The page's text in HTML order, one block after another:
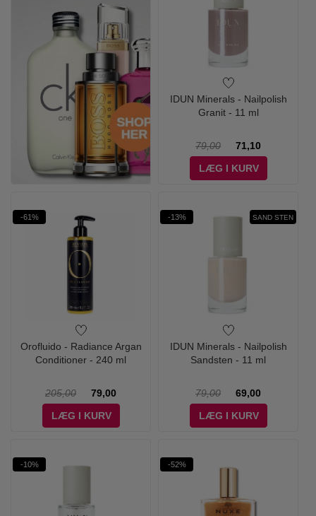
IDUN Minerals - Nailpolish
Granit - 11 ml
79,00
71,10
LÆG I KURV
-61%
Orofluido - Radiance Argan
Conditioner - 240 ml
205,00
79,00
LÆG I KURV
-13% SAND STEN
IDUN Minerals - Nailpolish
Sandsten - 11 ml
79,00
69,00
LÆG I KURV
-10% -52%